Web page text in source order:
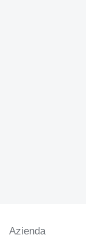
Azienda